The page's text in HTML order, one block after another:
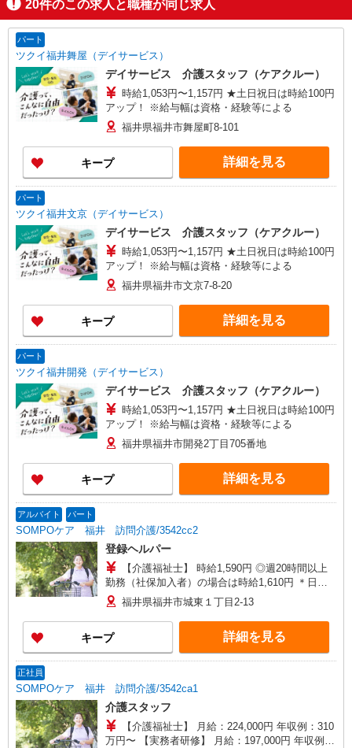
20件のこの求人と職種が同じ求人
パート
ツクイ福井舞屋（デイサービス）
デイサービス 介護スタッフ（ケアクルー）
時給1,053円〜1,157円 ★土日祝日は時給100円
アップ！ ※給与幅は資格・経験等による
福井県福井市舞屋町8-101
キープ 詳細を見る
パート
ツクイ福井文京（デイサービス）
デイサービス 介護スタッフ（ケアクルー）
時給1,053円〜1,157円 ★土日祝日は時給100円
アップ！ ※給与幅は資格・経験等による
福井県福井市文京7-8-20
キープ 詳細を見る
パート
ツクイ福井開発（デイサービス）
デイサービス 介護スタッフ（ケアクルー）
時給1,053円〜1,157円 ★土日祝日は時給100円
アップ！ ※給与幅は資格・経験等による
福井県福井市開発2丁目705番地
キープ 詳細を見る
アルバイト パート
SOMPOケア 福井 訪問介護/3542cc2
登録ヘルパー
【介護福祉士】 時給1,590円 ◎週20時間以上
勤務（社保加入者）の場合は時給1,610円 ＊日曜
祝日：時給1,890円〜 【実務者研修・初任者研修
（ヘルパー1級・2級）】 時給1,510円 ◎週20時間
以上勤務（社保加入者）の場合は時給1,530円 ＊
日曜祝日：時給1,810円〜 ◎身体介助、生活援助
が同時給 ◎キャンセル手当：職務時給の60％支給
福井県福井市城東１丁目2-13
キープ 詳細を見る
正社員
SOMPOケア 福井 訪問介護/3542ca1
介護スタッフ
【介護福祉士】 月給：224,000円 年収例：310
万円〜 【実務者研修】 月給：197,000円 年収例：